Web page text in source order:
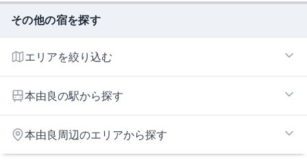
その他の宿を探す
エリアを絞り込む
本由良の駅から探す
周防下郷
本由良周辺のエリアから探す